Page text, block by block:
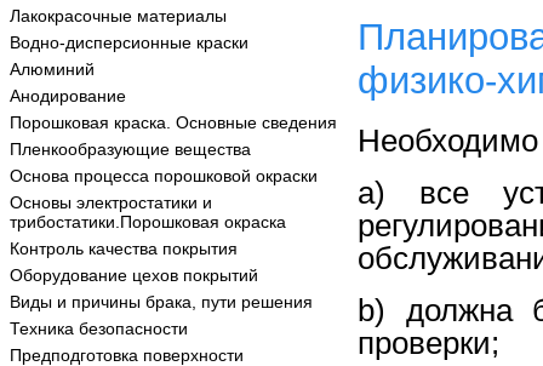
Лакокрасочные материалы
Водно-дисперсионные краски
Алюминий
Анодирование
Порошковая краска. Основные сведения
Пленкообразующие вещества
Основа процесса порошковой окраски
Основы электростатики и
трибостатики.Порошковая окраска
Контроль качества покрытия
Оборудование цехов покрытий
Виды и причины брака, пути решения
Техника безопасности
Предподготовка поверхности
физико-
a) все
b) должна
проверки;